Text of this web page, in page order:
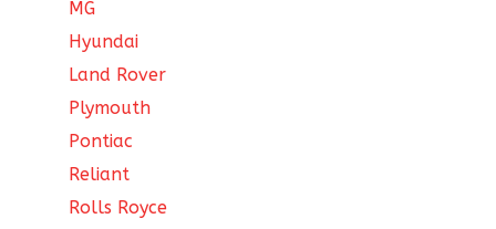
MG
Hyundai
Land Rover
Plymouth
Pontiac
Reliant
Rolls Royce